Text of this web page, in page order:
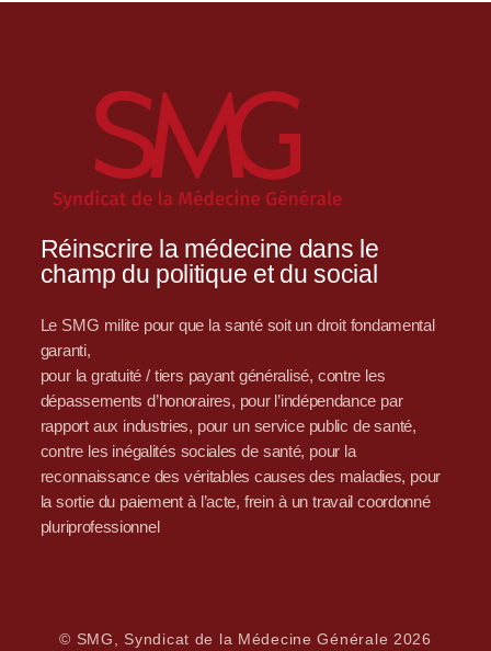
Réinscrire la médecine dans le
champ du politique et du social
Le SMG milite pour que la santé soit un droit fondamental
garanti,
pour la gratuité / tiers payant généralisé, contre les
dépassements d’honoraires, pour l’indépendance par
rapport aux industries, pour un service public de santé,
contre les inégalités sociales de santé, pour la
reconnaissance des véritables causes des maladies, pour
la sortie du paiement à l’acte, frein à un travail coordonné
pluriprofessionnel
© SMG, Syndicat de la Médecine Générale 2026